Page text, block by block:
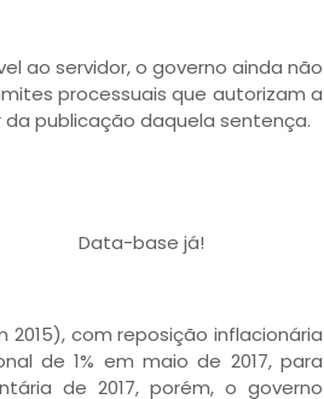
ao servidor, o governo ainda não
processuais que autorizam a
publicação daquela sentença.
Data-base já!
com reposição inflacionária
de 1% em maio de 2017, para
de 2017, porém, o governo